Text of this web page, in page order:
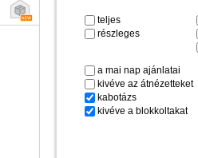
teljes
részleges
a mai nap ajánlatai
kivéve az átnézetteket
kabotázs
kivéve a blokkoltakat